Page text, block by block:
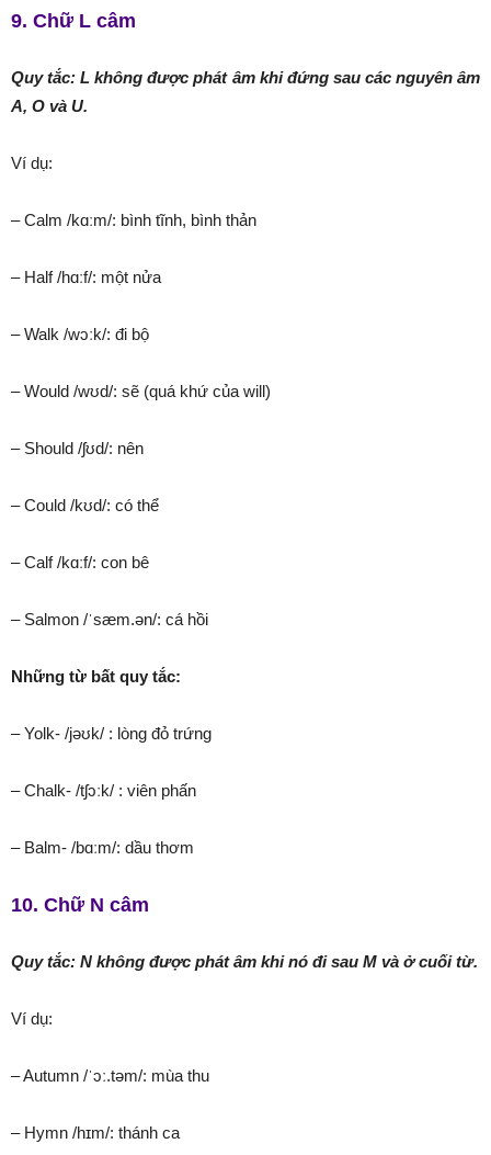
9. Chữ L câm
Quy tắc: L không được phát âm khi đứng sau các nguyên âm
A, O và U.
Ví dụ:
– Calm /kɑːm/: bình tĩnh, bình thản
– Half /hɑːf/: một nửa
– Walk /wɔːk/: đi bộ
– Would /wʊd/: sẽ (quá khứ của will)
– Should /ʃʊd/: nên
– Could /kʊd/: có thể
– Calf /kɑːf/: con bê
– Salmon /ˈsæm.ən/: cá hồi
Những từ bất quy tắc:
– Yolk- /jəʊk/ : lòng đỏ trứng
– Chalk- /tʃɔːk/ : viên phấn
– Balm- /bɑːm/: dầu thơm
10. Chữ N câm
Quy tắc: N không được phát âm khi nó đi sau M và ở cuối từ.
Ví dụ:
– Autumn /ˈɔː.təm/: mùa thu
– Hymn /hɪm/: thánh ca